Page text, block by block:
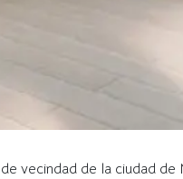
vecindad de la ciudad